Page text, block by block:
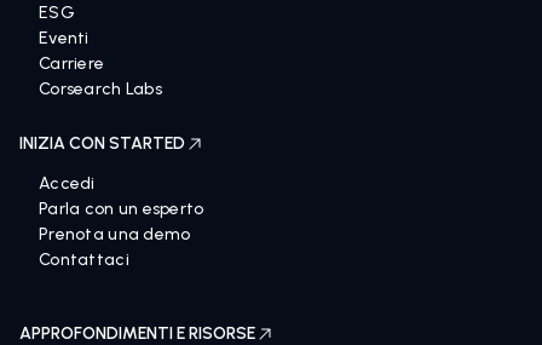
ESG
Eventi
Carriere
Corsearch Labs
INIZIA CON STARTED
Accedi
Parla con un esperto
Prenota una demo
Contattaci
APPROFONDIMENTI E RISORSE